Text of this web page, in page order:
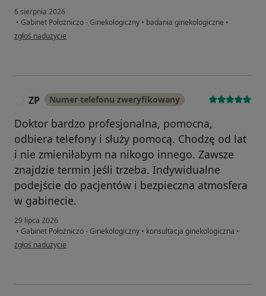
6 sierpnia 2026
• Gabinet Położniczo - Ginekologiczny • badania ginekologiczne •
w opinii użytkownika Pacjentka
zgłoś nadużycie
ZP Numer telefonu zweryfikowany
Doktor bardzo profesjonalna, pomocna,
odbiera telefony i służy pomocą. Chodzę od lat
i nie zmieniłabym na nikogo innego. Zawsze
znajdzie termin jeśli trzeba. Indywidualne
podejście do pacjentów i bezpieczna atmosfera
w gabinecie.
29 lipca 2026
• Gabinet Położniczo - Ginekologiczny • konsultacja ginekologiczna •
w opinii użytkownika ZP
zgłoś nadużycie